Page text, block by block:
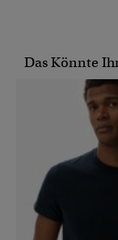
Das Könnte